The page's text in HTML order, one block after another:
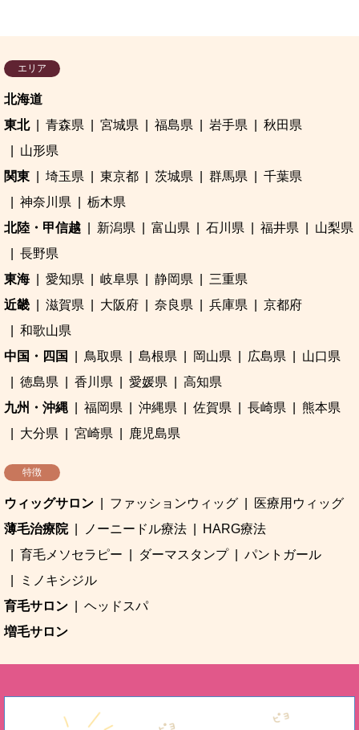
エリア
北海道
東北
青森県 宮城県 福島県 岩手県
秋田県
山形県
関東
埼玉県 東京都 茨城県 群馬県
千葉県
神奈川県
栃木県
北陸・甲信越
新潟県 富山県 石川県 福井県
山梨県
長野県
東海
愛知県 岐阜県 静岡県
三重県
近畿
滋賀県 大阪府 奈良県 兵庫県
京都府
和歌山県
中国・四国
鳥取県 島根県 岡山県 広島県
山口県
徳島県
香川県 愛媛県
高知県
九州・沖縄
福岡県 沖縄県 佐賀県 長崎県
熊本県
大分県
宮崎県 鹿児島県
特徴
ウィッグサロン ファッションウィッグ
医療用ウィッグ
薄毛治療院
ノーニードル療法
HARG療法
育毛メソセラピー
ダーマスタンプ
パントガール
ミノキシジル
育毛サロン
ヘッドスパ
増毛サロン